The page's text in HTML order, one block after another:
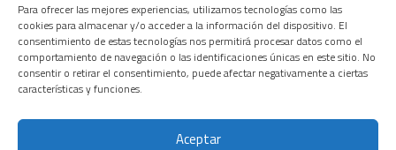
Para ofrecer las mejores experiencias, utilizamos tecnologías como las
cookies para almacenar y/o acceder a la información del dispositivo. El
consentimiento de estas tecnologías nos permitirá procesar datos como el
comportamiento de navegación o las identificaciones únicas en este sitio. No
consentir o retirar el consentimiento, puede afectar negativamente a ciertas
características y funciones.
Aceptar